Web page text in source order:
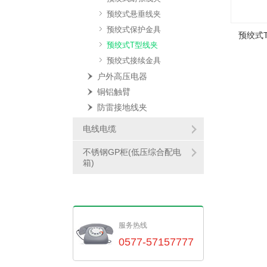
预绞式悬垂线夹
预绞式保护金具
预绞式T型线夹
预绞式接续金具
户外高压电器
铜铝触臂
防雷接地线夹
电线电缆
不锈钢GP柜(低压综合配电
箱)
服务热线
0577-57157777
预绞式